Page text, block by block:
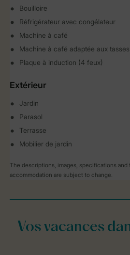
Bouilloire
Réfrigérateur avec congélateur
Machine à café
Machine à café adaptée aux
Plaque à induction (4 feux)
Extérieur
Jardin
Parasol
Terrasse
Mobilier de jardin
The descriptions, images, specifications and
accommodation are subject to change.
Vos vacances